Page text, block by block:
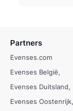
Partners
Evenses.com
Evenses België
Evenses Duitsland
Evenses Oostenrijk